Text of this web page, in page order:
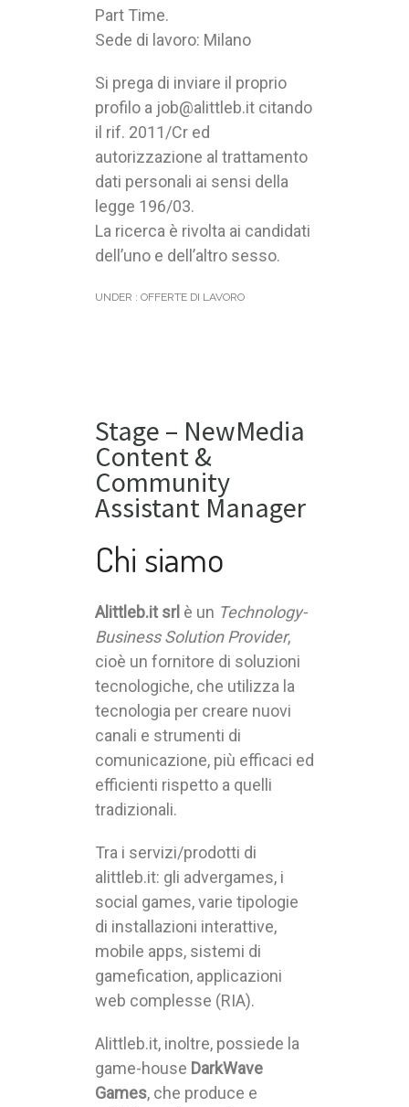
Part Time.
Sede di lavoro: Milano
Si prega di inviare il proprio
profilo a job@alittleb.it citando
il rif. 2011/Cr ed
autorizzazione al trattamento
dati personali ai sensi della
legge 196/03.
La ricerca è rivolta ai candidati
dell’uno e dell’altro sesso.
UNDER : OFFERTE DI LAVORO
Stage – NewMedia
Content &
Community
Assistant Manager
Chi siamo
Alittleb.it srl è un Technology-
Business Solution Provider,
cioè un fornitore di soluzioni
tecnologiche, che utilizza la
tecnologia per creare nuovi
canali e strumenti di
comunicazione, più efficaci ed
efficienti rispetto a quelli
tradizionali.
Tra i servizi/prodotti di
alittleb.it: gli advergames, i
social games, varie tipologie
di installazioni interattive,
mobile apps, sistemi di
gamefication, applicazioni
web complesse (RIA).
Alittleb.it, inoltre, possiede la
game-house DarkWave
Games, che produce e